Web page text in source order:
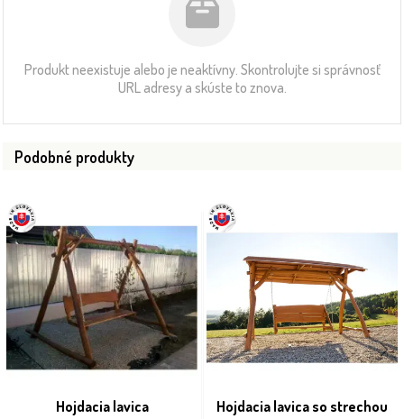
Produkt neexistuje alebo je neaktívny. Skontrolujte si správnosť
URL adresy a skúste to znova.
Podobné produkty
Hojdacia lavica Hojdacia lavica so strechou